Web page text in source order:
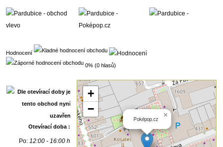
Hodnocení
0% (0 hlasů)
Otevírací doba :
Po:12:00 - 16:00 h
Poképop.cz ×
+
−